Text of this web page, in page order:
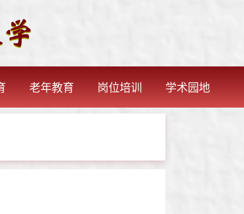
老年教育 岗位培训 学术园地